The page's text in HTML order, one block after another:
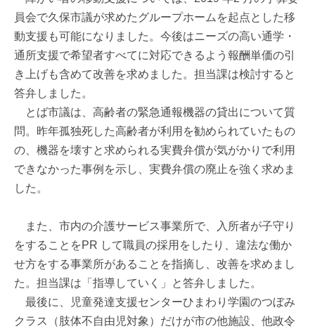
員会で久保市議が求めたグループホームを起点とした移
動支援も可能になりました。今後はニーズの高い通学・
通所支援で希望者すべてに対応できるよう報酬単価の引
き上げも含めて改善を求めました。担当課は検討すると
答弁しました。
とば市議は、高齢者の緊急通報機器の貸出について質
問。昨年孤独死した高齢者が利用を勧められていたもの
の、機器を壊すと求められる実費弁償が気がかりで利用
できなかった事例を示し、実費弁償の廃止を強く求めま
した。
また、市内の介護サービス事業所で、入所者が子守り
をすることをPR して職員の採用をしたり、違法な働か
せ方をする事業所があることを指摘し、改善を求めまし
た。担当課は「指導していく」と答弁しました。
最後に、児童発達支援センターひまわり学園のつぼみ
クラス（肢体不自由児対象）だけが市の他施設、他政令